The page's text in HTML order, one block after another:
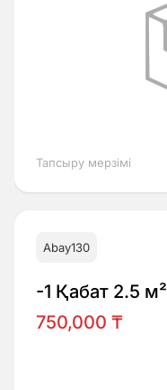
Тапсыру мерзімі
Abay130
-1 Қабат 2.5 м²
750,000 ₸